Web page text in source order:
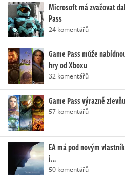
Microsoft má zvažovat
Pass
24 komentářů
Game Pass může
hry od Xboxu
32 komentářů
Game Pass výrazně
57 komentářů
EA má pod novým
i…
50 komentářů